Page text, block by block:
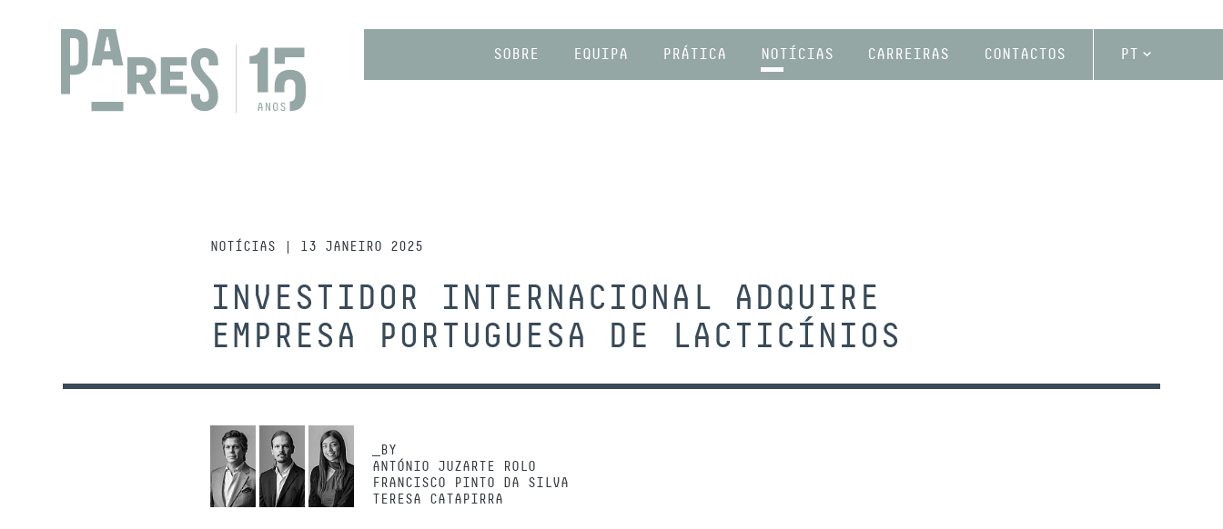
SOBRE EQUIPA PRÁTICA NOTÍCIAS CARREIRAS CONTACTOS PT
NOTÍCIAS | 13 JANEIRO 2025
INVESTIDOR INTERNACIONAL ADQUIRE
EMPRESA PORTUGUESA DE LACTICÍNIOS
_BY
ANTÓNIO JUZARTE ROLO
FRANCISCO PINTO DA SILVA
TERESA CATAPIRRA